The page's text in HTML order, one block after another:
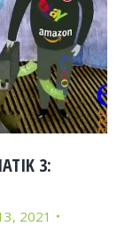
3:
2021